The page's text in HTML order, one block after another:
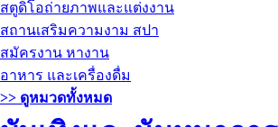
สตูดิโอถ่ายภาพและแต่งงาน
สถานเสริมความงาม สปา
สมัครงาน หางาน
อาหาร และเครื่องดื่ม
>> ดูหมวดทั้งหมด